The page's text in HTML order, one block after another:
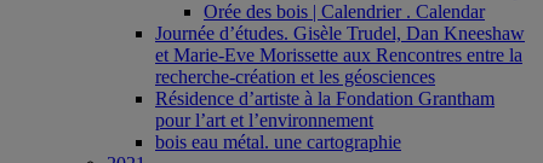
Orée des bois | Calendrier . Calendar
Journée d’études. Gisèle Trudel, Dan Kneeshaw
et Marie-Eve Morissette aux Rencontres entre la
recherche-création et les géosciences
Résidence d’artiste à la Fondation Grantham
pour l’art et l’environnement
bois eau métal. une cartographie